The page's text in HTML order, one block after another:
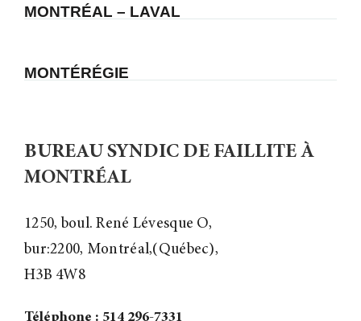
MONTRÉAL – LAVAL
MONTÉRÉGIE
BUREAU SYNDIC DE FAILLITE À
MONTRÉAL
1250, boul. René Lévesque O,
bur:2200, Montréal,(Québec),
H3B 4W8
Téléphone : 514 296-7331